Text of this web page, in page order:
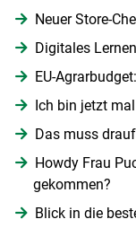
Neuer Store-
Digitales
EU-
Ich bin jetzt
Das muss
Howdy Frau
gekommen?
Blick in die